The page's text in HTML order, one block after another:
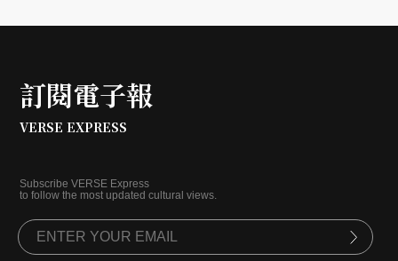
訂閱電子報
VERSE EXPRESS
Subscribe VERSE Express
to follow the most updated cultural views.